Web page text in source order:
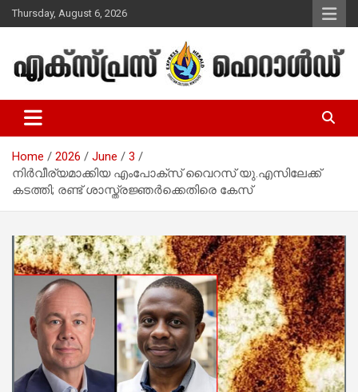
Skip
to
Thursday, August 6, 2026
Express Herald – Malayalam
Christian News
Home 2026 June
3
നിർവീര്യമാക്കിയ എംപോക്സ് വൈറസ് യു.എസിലേക്ക്
കടത്തി; രണ്ട് ശാസ്ത്രജ്ഞർക്കെതിരെ കേസ്